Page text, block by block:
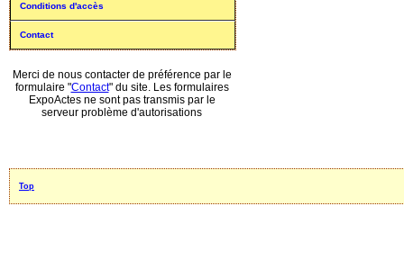
Conditions d'accès
Contact
Merci de nous contacter de préférence par le
formulaire "Contact" du site. Les formulaires
ExpoActes ne sont pas transmis par le
serveur problème d'autorisations
Top